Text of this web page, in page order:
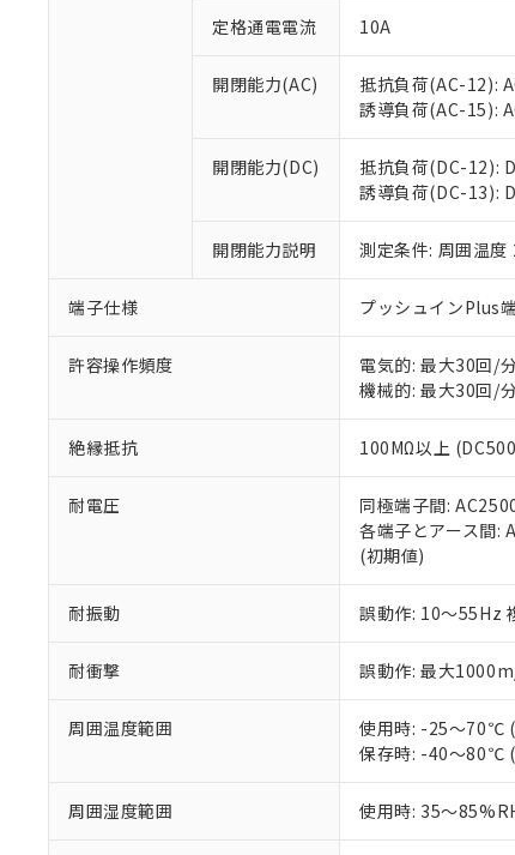
定格通電電流 10A
開閉能力(AC)
抵抗負荷(AC-12):
誘導負荷(AC-15):
開閉能力(DC)
抵抗負荷(DC-12):
誘導負荷(DC-13):
開閉能力説明 測定条件: 周囲温
端子仕様 プッシュインPlus
許容操作頻度
電気的: 最大30回/
機械的: 最大30回/
絶縁抵抗 100MΩ以上
耐電圧
同極端子間:
各端子とアース間:
(初期値)
耐振動 誤動作: 10～55Hz
耐衝撃 誤動作: 最大
周囲温度範囲
使用時: -25～70℃
保存時: -40～80℃
周囲湿度範囲 使用時: 35～
ご利用条件
以下の条件をお
本サービ
くもので
当社制御
在庫状況
い。
正式な納
当社販売
オムロン
在庫状況
す。
ている必
お客様が
さい。
※当社の
非該当品：ライ
仕入先様の事情
があります。
*EU RoHS指令（10
六価クロム(Cr(Ⅵ))
フタル酸ビス(2-エ
ル（DBP）
但し、RoHS指令で
フタル酸エステル類
※2 対応予定
部品在庫の切り
※3 非含有証
下記の非含有証
EU RoHS指令
51物質の非含
※本証明書は発
また、RoHS指
混在することか
り割愛しており
※1 中国
「○」：最大均
「×」：最大均
*中国RoHS10物質
Pb(鉛) :1000ppm、
Cr(Ⅵ)(六価クロム)
DBP(フタル酸ジブ
DEHP(フタル酸ビ
※2 環境保護
「ｅ」：有害物
「10」：通常
味します。
当社は、
う）を輸
などの必
ます。
当社は貴
当社は、
また当社
たしません
記
号
説明
○ 一定
△ 一定
－
在庫
機器
空
白
受注